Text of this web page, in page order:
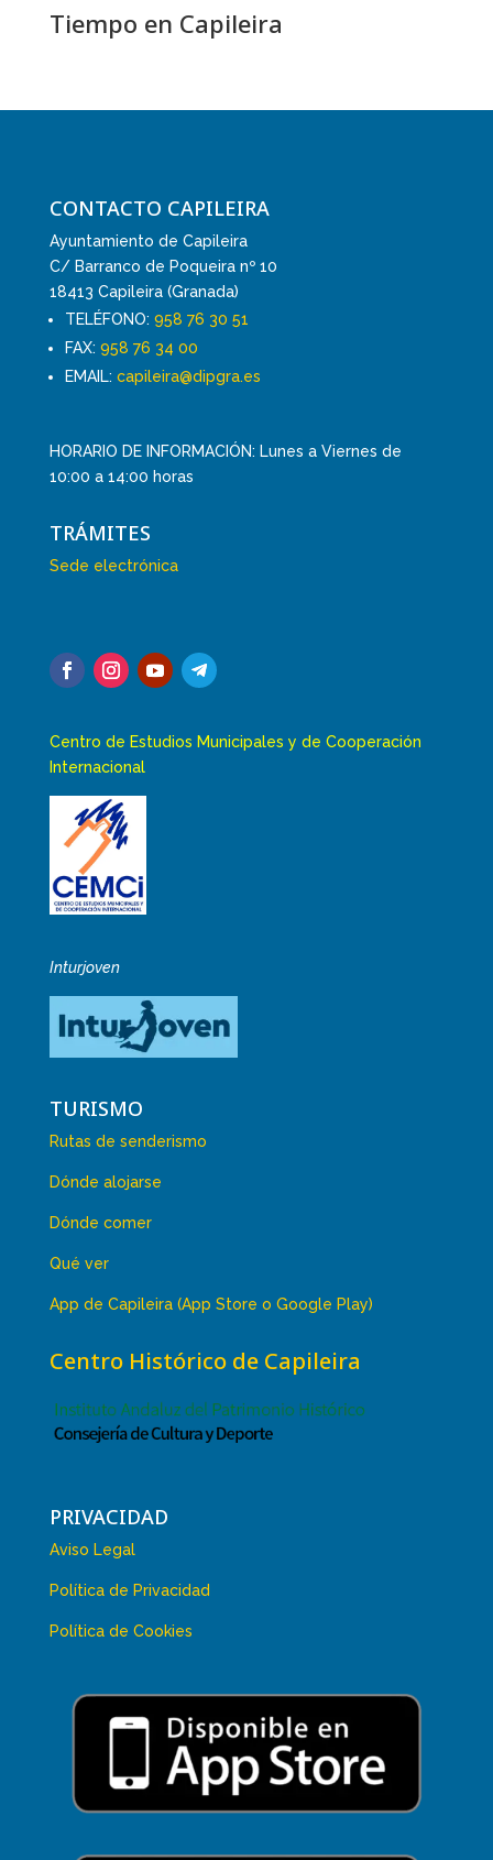
Tiempo en Capileira
CONTACTO CAPILEIRA
Ayuntamiento de Capileira
C/ Barranco de Poqueira nº 10
18413 Capileira (Granada)
TELÉFONO: 958 76 30 51
FAX: 958 76 34 00
EMAIL: capileira@dipgra.es
HORARIO DE INFORMACIÓN: Lunes a Viernes de
10:00 a 14:00 horas
TRÁMITES
Sede electrónica
Centro de Estudios Municipales y de Cooperación
Internacional
Inturjoven
TURISMO
Rutas de senderismo
Dónde alojarse
Dónde comer
Qué ver
App de Capileira (App Store o Google Play)
Centro Histórico de Capileira
PRIVACIDAD
Aviso Legal
Política de Privacidad
Política de Cookies